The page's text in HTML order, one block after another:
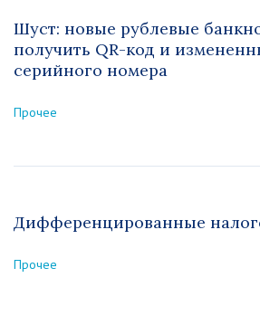
Шуст: новые рублевые
получить QR-код и
серийного номера
Прочее
Дифференцированные
Прочее